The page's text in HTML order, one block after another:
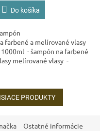
Do košíka
farbené a melírované vlasy
- šampón na farbené
melírované vlasy -
PRODUKTY
Ostatné informácie